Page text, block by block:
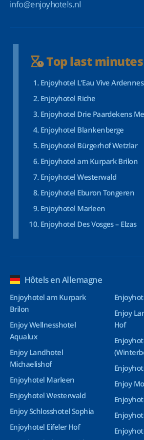
info@enjoyhotels.nl
Top last minutes
Enjoyhotel L’Eau Vive Ardennes
Enjoyhotel Riche
Enjoyhotel Drie Paardekens
Enjoyhotel Blankenberge
Enjoyhotel Bürgerhof Wetzlar
Enjoyhotel am Kurpark Brilon
Enjoyhotel Westerwald
Enjoyhotel Eburon Tongeren
Enjoyhotel Marleen
Enjoyhotel Des Vosges – Elzas
Hôtels en Allemagne
Enjoyhotel am Kurpark
Brilon
Enjoy Wellnesshotel
Aqualux
Enjoy Landhotel
Michaelishof
Enjoyhotel Marleen
Enjoyhotel Westerwald
Enjoy Schlosshotel Sophia
Enjoyhotel Eifeler Hof
Enjoy
Hof
Enjoy